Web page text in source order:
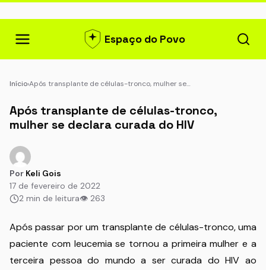
Espaço do Povo
Início›Após transplante de células-tronco, mulher se…
Após transplante de células-tronco,
mulher se declara curada do HIV
Por Keli Gois
17 de fevereiro de 2022
2 min de leitura👁 263
Após passar por um transplante de células-tronco, uma
paciente com leucemia se tornou a primeira mulher e a
terceira pessoa do mundo a ser curada do HIV ao